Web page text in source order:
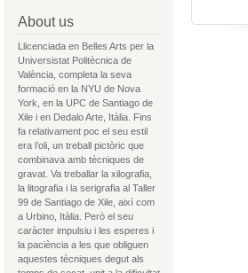
About us
Llicenciada en Belles Arts per la
Universistat Politècnica de
València, completa la seva
formació en la NYU de Nova
York, en la UPC de Santiago de
Xile i en Dedalo Arte, Itàlia. Fins
fa relativament poc el seu estil
era l’oli, un treball pictòric que
combinava amb tècniques de
gravat. Va treballar la xilografia,
la litografia i la serigrafia al Taller
99 de Santiago de Xile, així com
a Urbino, Itàlia. Però el seu
caràcter impulsiu i les esperes i
la paciència a les que obliguen
aquestes tècniques degut als